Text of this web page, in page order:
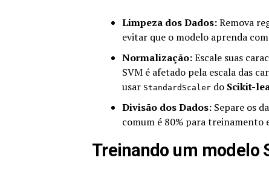
Limpeza dos Dados:Remova
evitar que o modelo aprenda
Normalização:Escale suas
SVM é afetado pela escala das
usar StandardScaler do Scikit-
Divisão dos Dados: Separe os
comum é 80% para treinamento
Treinando um modelo